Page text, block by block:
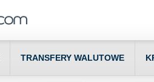
TRANSFERY WALUTOWE